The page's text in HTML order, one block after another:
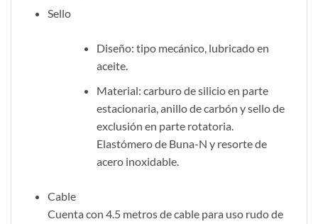
Sello
Diseño: tipo mecánico, lubricado en
aceite.
Material: carburo de silicio en parte
estacionaria, anillo de carbón y sello de
exclusión en parte rotatoria.
Elastómero de Buna-N y resorte de
acero inoxidable.
Cable
Cuenta con 4.5 metros de cable para uso rudo de